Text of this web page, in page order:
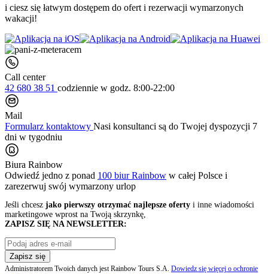
i ciesz się łatwym dostępem do ofert i rezerwacji wymarzonych
wakacji!
Call center
42 680 38 51 codziennie w godz. 8:00-22:00
Mail
Formularz kontaktowy Nasi konsultanci są do Twojej dyspozycji 7
dni w tygodniu
Biura Rainbow
Odwiedź jedno z ponad 100 biur Rainbow w całej Polsce i
zarezerwuj swój wymarzony urlop
Jeśli chcesz jako pierwszy otrzymać najlepsze oferty i inne wiadomości
marketingowe wprost na Twoją skrzynkę,
ZAPISZ SIĘ NA NEWSLETTER:
Zapisz się
Administratorem Twoich danych jest Rainbow Tours S.A. Dowiedz się więcej o ochronie